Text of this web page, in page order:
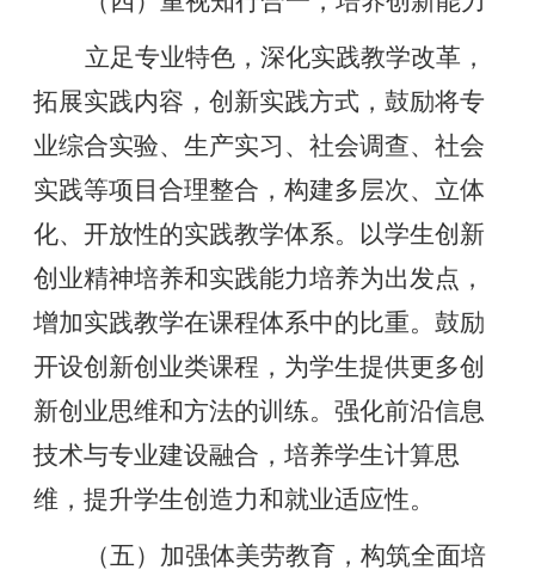
立足专业特色，深化实践教学改革，
拓展实践内容，创新实践方式，鼓励将专
业综合实验、生产实习、社会调查、社会
实践等项目合理整合，构建多层次、立体
化、开放性的实践教学体系。以学生创新
创业精神培养和实践能力培养为出发点，
增加实践教学在课程体系中的比重。鼓励
开设创新创业类课程，为学生提供更多创
新创业思维和方法的训练。强化前沿信息
技术与专业建设融合，培养学生计算思
维，提升学生创造力和就业适应性。
（五）加强体美劳教育，构筑全面培